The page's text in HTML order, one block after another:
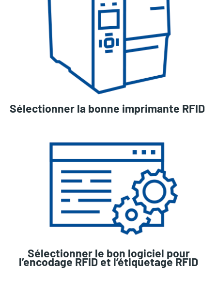
Sélectionner la bonne imprimante RFID
Sélectionner le bon logiciel pour
l’encodage RFID et l’étiquetage RFID